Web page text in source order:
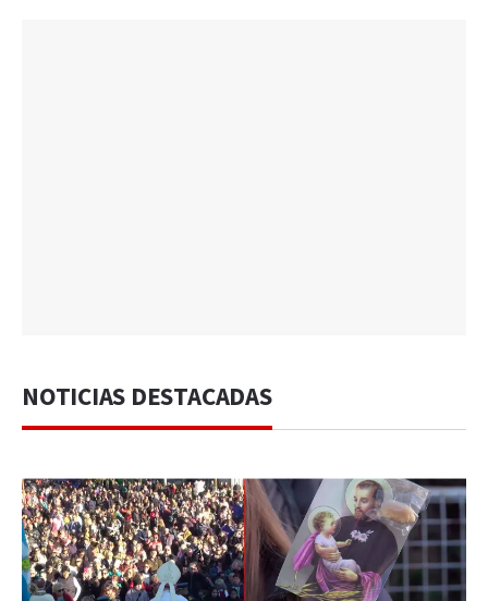
NOTICIAS DESTACADAS